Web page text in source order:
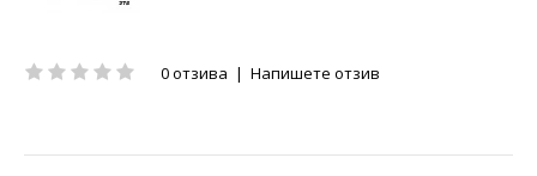
0 отзива | Напишете отзив